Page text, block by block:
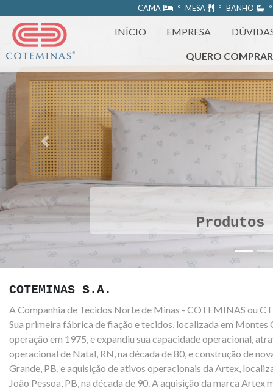
https://www.coteminas.com.br/desenv-web/htm11/
CAMA º MESA º BANHO
INÍCIO EMPRESA
QUERO COMPRAR
Produtos
Previous
COTEMINAS S.A.
A Companhia de Tecidos Norte de Minas - COTEMINAS ou
Sua primeira fábrica de fiação e tecidos, localizada em Montes
operação em 1975, e expandiu sua capacidade operacional,
operacional de Natal, RN, na década de 80, e construção de
Grande, PB, e aquisição de ativos operacionais da Artex,
João Pessoa, PB, na década de 90. A aquisição da marca Artex